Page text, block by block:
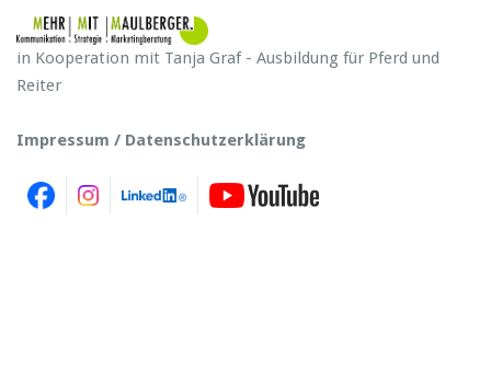
in Kooperation mit Tanja Graf - Ausbildung für Pferd und
Reiter
Impressum / Datenschutzerklärung